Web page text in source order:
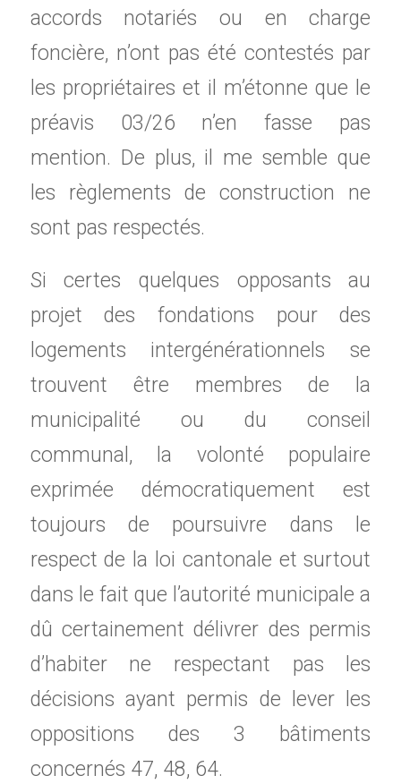
accords notariés ou en charge
foncière, n’ont pas été contestés par
les propriétaires et il m’étonne que le
préavis 03/26 n’en fasse pas
mention. De plus, il me semble que
les règlements de construction ne
sont pas respectés.
Si certes quelques opposants au
projet des fondations pour des
logements intergénérationnels se
trouvent être membres de la
municipalité ou du conseil
communal, la volonté populaire
exprimée démocratiquement est
toujours de poursuivre dans le
respect de la loi cantonale et surtout
dans le fait que l’autorité municipale a
dû certainement délivrer des permis
d’habiter ne respectant pas les
décisions ayant permis de lever les
oppositions des 3 bâtiments
concernés 47, 48, 64.